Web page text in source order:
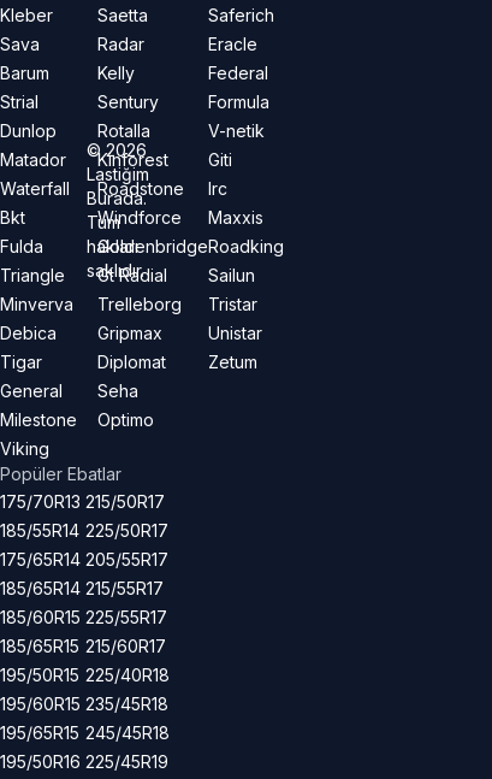
Kleber
Sava
Barum
Strial
Dunlop
Matador
Waterfall
Bkt
Fulda
Triangle
Minverva
Debica
Tigar
General
Milestone
Viking
Saetta
Radar
Kelly
Sentury
Rotalla
Kinforest
Roadstone
Windforce
Goldenbridge
Gt Radial
Trelleborg
Gripmax
Diplomat
Seha
Optimo
Saferich
Eracle
Federal
Formula
V-netik
Giti
Irc
Maxxis
Roadking
Sailun
Tristar
Unistar
Zetum
Popüler Ebatlar
175/70R13
185/55R14
175/65R14
185/65R14
185/60R15
185/65R15
195/50R15
195/60R15
195/65R15
195/50R16
215/50R17
225/50R17
205/55R17
215/55R17
225/55R17
215/60R17
225/40R18
235/45R18
245/45R18
225/45R19
©2026
Lastiğim
Burada.
Tüm
hakları
saklıdır.